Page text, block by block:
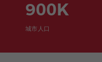
900K
城市人口